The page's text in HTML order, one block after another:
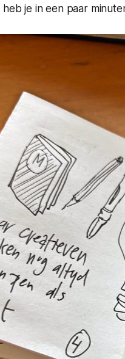
heb je in een paar